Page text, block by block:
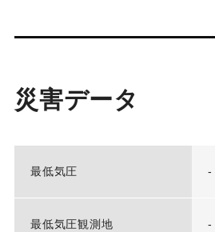
災害データ
最低気圧 -
最低気圧観測地 -